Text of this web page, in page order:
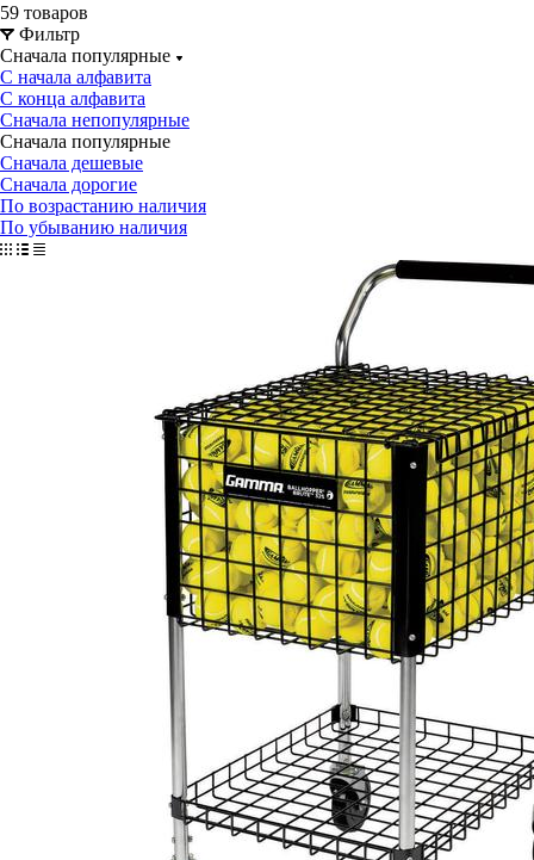
59 товаров
Фильтр
Сначала популярные
С начала алфавита
С конца алфавита
Сначала непопулярные
Сначала популярные
Сначала дешевые
Сначала дорогие
По возрастанию наличия
По убыванию наличия